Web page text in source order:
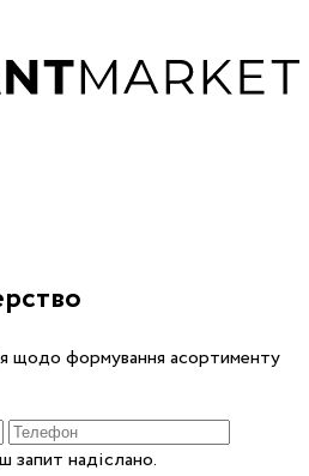
щодо формування асортименту
надіслано.